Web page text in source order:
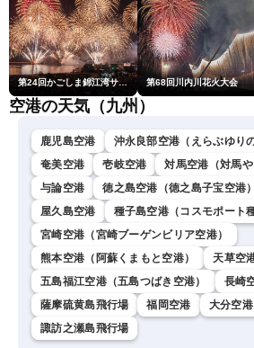
第24回かごしま錦江湾サマーナイト大花火大会 第68回川内川花火大会
空港の天気（九州）
鹿児島空港
沖永良部空港（えらぶゆり
奄美空港
壱岐空港
対馬空港（対馬や
与論空港
徳之島空港（徳之島子宝空港）
屋久島空港
種子島空港（コスモポート
宮崎空港（宮崎ブーゲンビリア空港）
熊本空港（阿蘇くまもと空港）
天草空
五島福江空港（五島つばき空港）
長崎
薩摩硫黄島飛行場
福岡空港 大分空港
諏訪之瀬島飛行場